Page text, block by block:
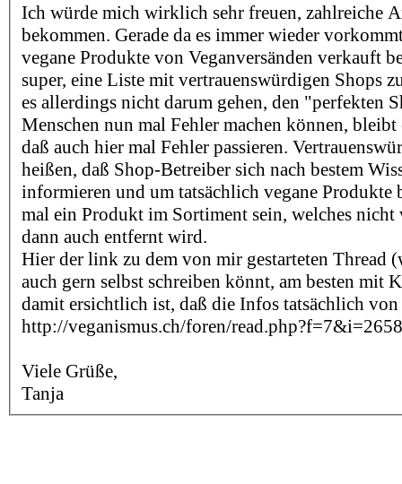
Ich würde mich wirklich sehr freuen, zahlreiche
bekommen. Gerade da es immer wieder
vegane Produkte von Veganversänden verkauft
super, eine Liste mit vertrauenswürdigen Shops
es allerdings nicht darum gehen, den "perfekten
Menschen nun mal Fehler machen können, bleibt
daß auch hier mal Fehler passieren.
heißen, daß Shop-Betreiber sich nach bestem
informieren und um tatsächlich vegane Produkte
mal ein Produkt im Sortiment sein, welches nicht
dann auch entfernt wird.
Hier der link zu dem von mir gestarteten Thread
auch gern selbst schreiben könnt, am besten mit
damit ersichtlich ist, daß die Infos tatsächlich von
http://veganismus.ch/foren/
Viele Grüße,
Tanja